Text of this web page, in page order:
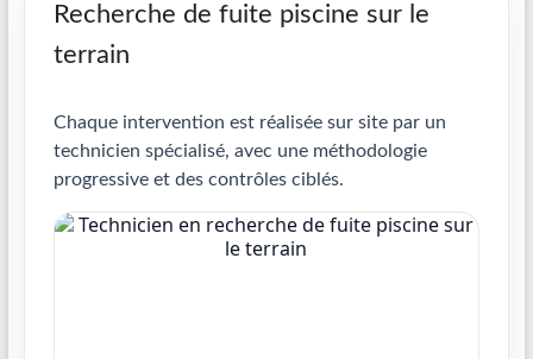
Recherche de fuite piscine sur le
terrain
Chaque intervention est réalisée sur site par un
technicien spécialisé, avec une méthodologie
progressive et des contrôles ciblés.